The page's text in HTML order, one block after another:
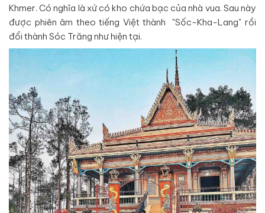
Khmer. Có nghĩa là xứ có kho chứa bạc của nhà vua. Sau này
được phiên âm theo tiếng Việt thành "Sốc-Kha-Lang" rồi
đổi thành Sóc Trăng như hiện tại.